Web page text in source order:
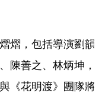
熠，包括導演劉韻
陳善之、林炳坤，
《花明渡》團隊將